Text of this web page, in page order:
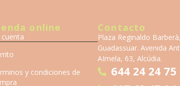
online
cuenta
y condiciones de
Contacto
Plaza Reginaldo
Guadassuar. Avenida
AImela, 63, Alcúdia.
644 24 24 75